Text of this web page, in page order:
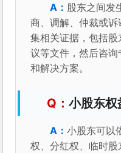
股东之间发
商、调解、仲裁或
集相关证据，包括
议等文件，然后咨
和解决方案。
小股东权
小股东可以
权、分红权、临时